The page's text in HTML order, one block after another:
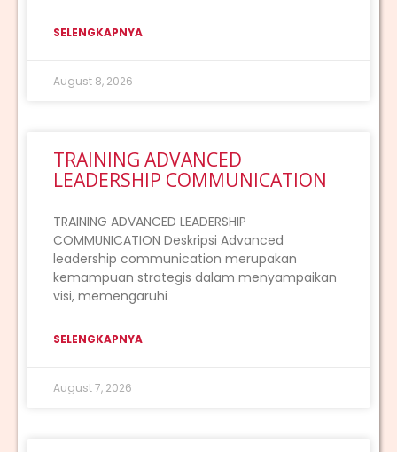
SELENGKAPNYA
August 8, 2026
TRAINING ADVANCED
LEADERSHIP COMMUNICATION
TRAINING ADVANCED LEADERSHIP
COMMUNICATION Deskripsi Advanced
leadership communication merupakan
kemampuan strategis dalam menyampaikan
visi, memengaruhi
SELENGKAPNYA
August 7, 2026